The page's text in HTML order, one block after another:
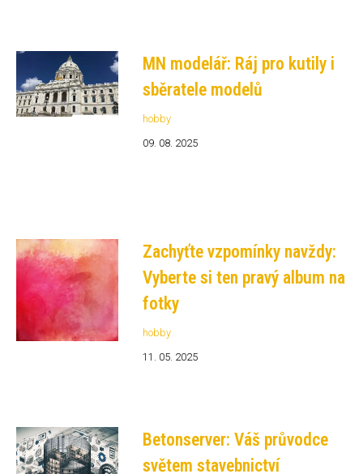
MN modelář: Ráj pro kutily i
sběratele modelů
hobby
09. 08. 2025
Zachyťte vzpomínky navždy:
Vyberte si ten pravý album na
fotky
hobby
11. 05. 2025
Betonserver: Váš průvodce
světem stavebnictví